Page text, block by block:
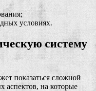
условиях.
систему
показаться сложной
аспектов, на которые